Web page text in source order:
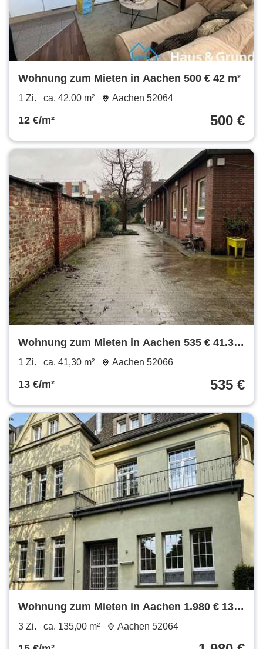
Wohnung zum Mieten in Aachen 500 € 42 m²
1 Zi. ca. 42,00 m² Aachen 52064
12 €/m² 500 €
Wohnung zum Mieten in Aachen 535 € 41.3
m²
1 Zi. ca. 41,30 m² Aachen 52066
13 €/m² 535 €
Wohnung zum Mieten in Aachen 1.980 € 135
m²
3 Zi. ca. 135,00 m² Aachen 52064